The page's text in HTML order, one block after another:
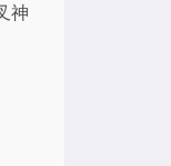
神